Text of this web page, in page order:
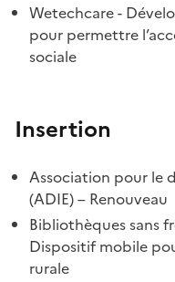
Wetechcare -
pour permettre
sociale
Insertion
Association pour le
(ADIE) – Renouveau
Bibliothèques sans
Dispositif mobile
rurale